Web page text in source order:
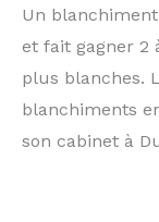
Un
et fait gagner 2
plus blanches.
blanchiments
son cabinet à